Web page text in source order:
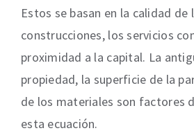
Estos se basan en la calidad de
construcciones, los servicios
proximidad a la capital. La
propiedad, la superficie de la
de los materiales son factores
esta ecuación.